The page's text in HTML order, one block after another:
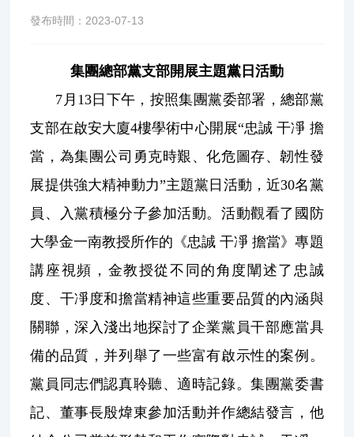
工
例
新
招
發布時間： 2023-07-13
集團總部黨支部開展主題黨日活動
7月13日下午，按照集團黨委部署，總部黨
支部在啟安大廈4樓學術中心開展“忠誠 干凈 擔
當，為集團公司勇克時艱、化危圖存、韌性發
展提供強大精神動力”主題黨日活動，近30名黨
員、入黨積極分子參加活動。活動觀看了國防
大學金一南教授所作的《忠誠 干凈 擔當》專題
講座視頻，金教授從不同的角度闡述了忠誠
度、干凈度和擔當精神這些重要品質的內涵與
關聯，深入淺出地探討了企業黨員干部應當具
備的品質，并列舉了一些富有啟示性的案例。
黨員同志們認真聆聽、適時記錄。集團黨委書
記、董事長殷煒東參加活動并作總結發言，他